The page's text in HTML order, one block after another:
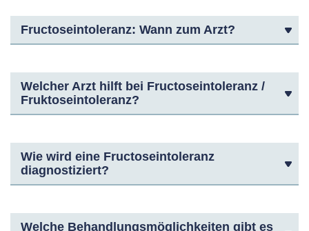
Fructoseintoleranz: Wann zum Arzt?
Welcher Arzt hilft bei Fructoseintoleranz /
Fruktoseintoleranz?
Wie wird eine Fructoseintoleranz
diagnostiziert?
Welche Behandlungsmöglichkeiten gibt es